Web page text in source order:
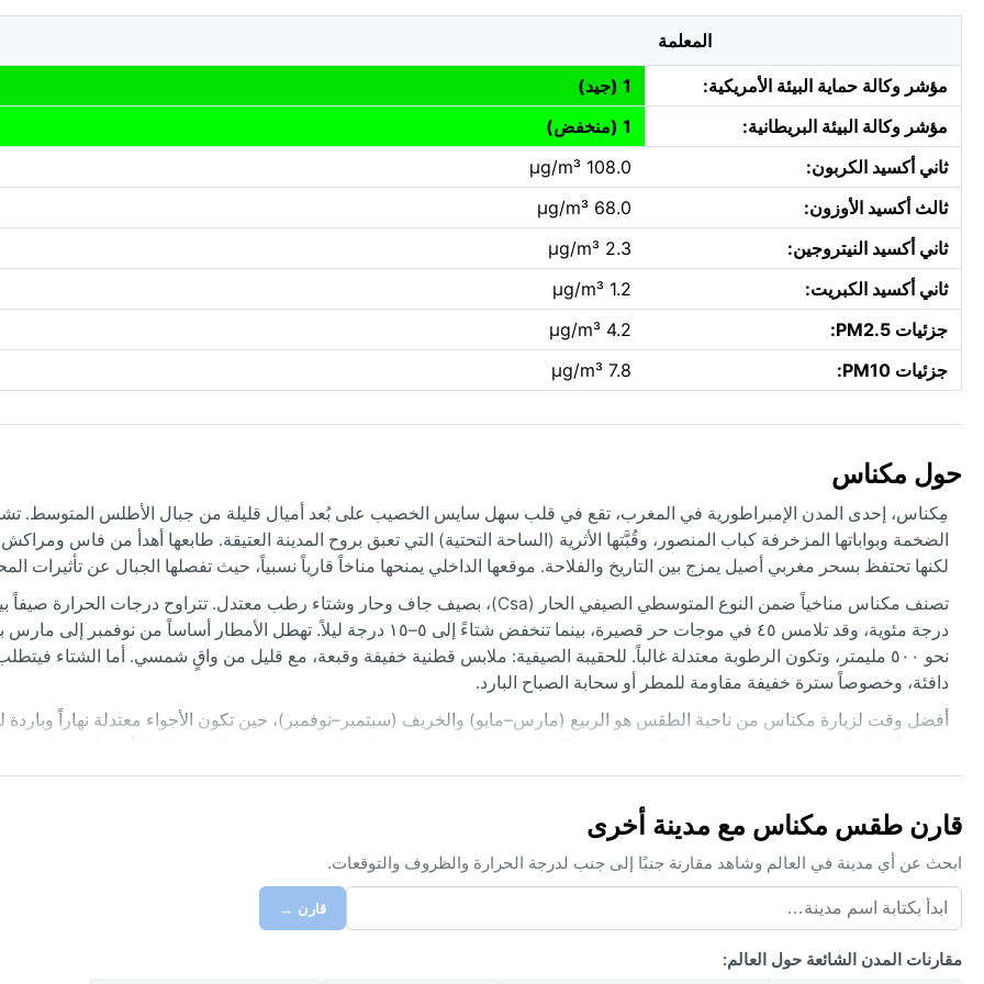
المعلمة
مؤشر وكالة حماية البيئة الأمريكية:
1 (جيد)
مؤشر وكالة البيئة البريطانية:
1 (منخفض)
ثاني أكسيد الكربون:
108.0 µg/m³
ثالث أكسيد الأوزون:
68.0 µg/m³
ثاني أكسيد النيتروجين:
2.3 µg/m³
ثاني أكسيد الكبريت:
1.2 µg/m³
جزئيات PM2.5:
4.2 µg/m³
جزئيات PM10:
7.8 µg/m³
حول مكناس
مِكناس، إحدى المدن الإمبراطورية في المغرب، تقع في قلب سهل سايس الخصيب على بُعد أميال قليلة من جبال الأطلس المتوسط.
الضخمة وبواباتها المزخرفة كباب المنصور، وقُبَّتها الأثرية (الساحة التحتية) التي تعبق بروح المدينة العتيقة. طابعها أهدأ من فاس ومراكش
لكنها تحتفظ بسحر مغربي أصيل يمزج بين التاريخ والفلاحة. موقعها الداخلي يمنحها مناخاً قارياً نسبياً، حيث تفصلها الجبال عن تأثيرات
درجة مئوية، وقد تلامس ٤٥ في موجات حر قصيرة، بينما تنخفض شتاءً إلى ٥–١٥ درجة ليلاً. تهطل الأمطار أساساً من
نحو ٥٠٠ مليمتر، وتكون الرطوبة معتدلة غالباً. للحقيبة الصيفية: ملابس قطنية خفيفة وقبعة، مع قليل من واقٍ شمسي. أما الشتاء
دافئة، وخصوصاً سترة خفيفة مقاومة للمطر أو سحابة الصباح البارد.
أفضل وقت لزيارة مكناس من ناحية الطقس هو الربيع (مارس–مايو) والخريف (سبتمبر–نوفمبر)، حين تكون الأجواء معتدلة نهاراً وباردة
الجبل. لا تشهد مكناس أعاصير أو رياحاً موسمية قوية، إلا أن ظاهرة "الشرقي" – رياح حارة جافة قادمة من الصحراء – قد ترفع الحرارة
قارن طقس مكناس مع مدينة أخرى
ابحث عن أي مدينة في العالم وشاهد مقارنة جنبًا إلى جنب لدرجة الحرارة والظروف والتوقعات.
قارن →
مقارنات المدن الشائعة حول العالم: